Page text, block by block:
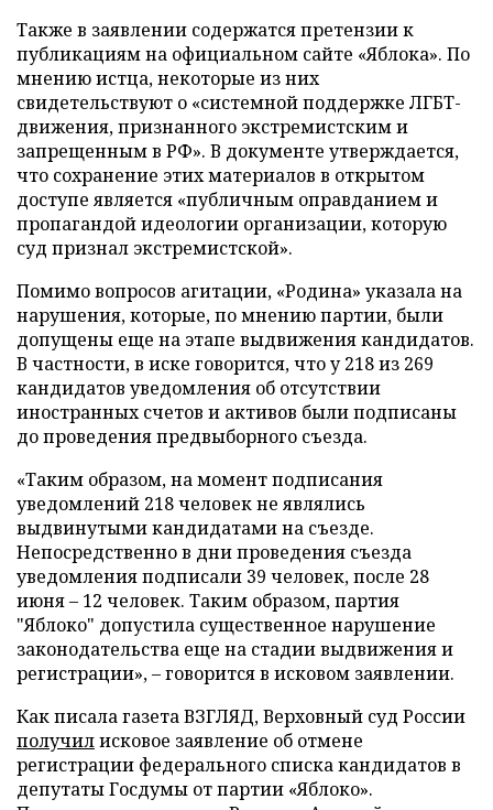
Также в заявлении содержатся претензии к
публикациям на официальном сайте «Яблока». По
мнению истца, некоторые из них
свидетельствуют о «системной поддержке ЛГБТ-
движения, признанного экстремистским и
запрещенным в РФ». В документе утверждается,
что сохранение этих материалов в открытом
доступе является «публичным оправданием и
пропагандой идеологии организации, которую
суд признал экстремистской».
Помимо вопросов агитации, «Родина» указала на
нарушения, которые, по мнению партии, были
допущены еще на этапе выдвижения кандидатов.
В частности, в иске говорится, что у 218 из 269
кандидатов уведомления об отсутствии
иностранных счетов и активов были подписаны
до проведения предвыборного съезда.
«Таким образом, на момент подписания
уведомлений 218 человек не являлись
выдвинутыми кандидатами на съезде.
Непосредственно в дни проведения съезда
уведомления подписали 39 человек, после 28
июня – 12 человек. Таким образом, партия
"Яблоко" допустила существенное нарушение
законодательства еще на стадии выдвижения и
регистрации», – говорится в исковом заявлении.
Как писала газета ВЗГЛЯД, Верховный суд России
получилисковое заявление об отмене
регистрации федерального списка кандидатов в
депутаты Госдумы от партии «Яблоко».